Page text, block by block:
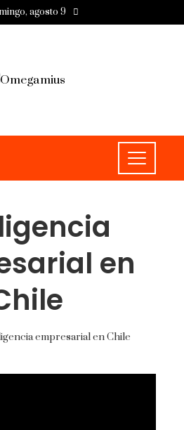
agosto 9
en
empresarial en Chile